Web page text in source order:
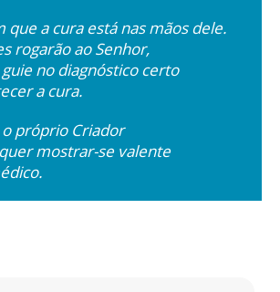
que a cura está nas mãos dele.
rogarão ao Senhor,
no diagnóstico certo
a cura.
próprio Criador
mostrar-se valente